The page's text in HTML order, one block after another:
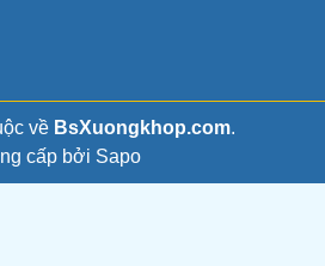
về BsXuongkhop.com.
cấp bởi Sapo